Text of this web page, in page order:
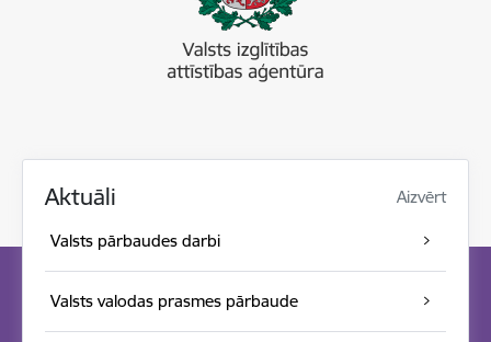
Aktuāli Aizvērt
Valsts pārbaudes darbi
Valsts valodas prasmes pārbaude